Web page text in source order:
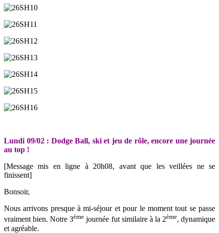
Lundi 09/02 : Dodge Ball, ski et jeu de rôle, encore une journée
au top !
[Message mis en ligne à 20h08, avant que les veillées ne se
finissent]
Bonsoir,
Nous arrivons presque à mi-séjour et pour le moment tout se passe
vraiment bien. Notre 3ème journée fut similaire à la 2ème, dynamique
et agréable.